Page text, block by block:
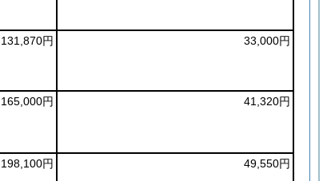
131,870円 33,000円
165,000円 41,320円
198,100円 49,550円